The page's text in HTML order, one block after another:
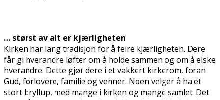
… størst av alt er kjærligheten
Kirken har lang tradisjon for å feire kjærligheten. Dere
får gi hverandre løfter om å holde sammen og om å elske
hverandre. Dette gjør dere i et vakkert kirkerom, foran
Gud, forlovere, familie og venner. Noen velger å ha et
stort bryllup, med mange i kirken og mange samlet. Det